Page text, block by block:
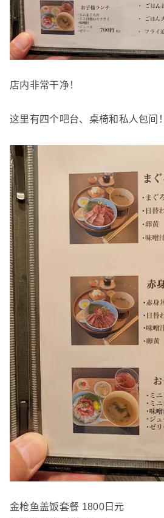
店内非常干净！
这里有四个吧台、桌椅和私人包间！
金枪鱼盖饭套餐 1800日元